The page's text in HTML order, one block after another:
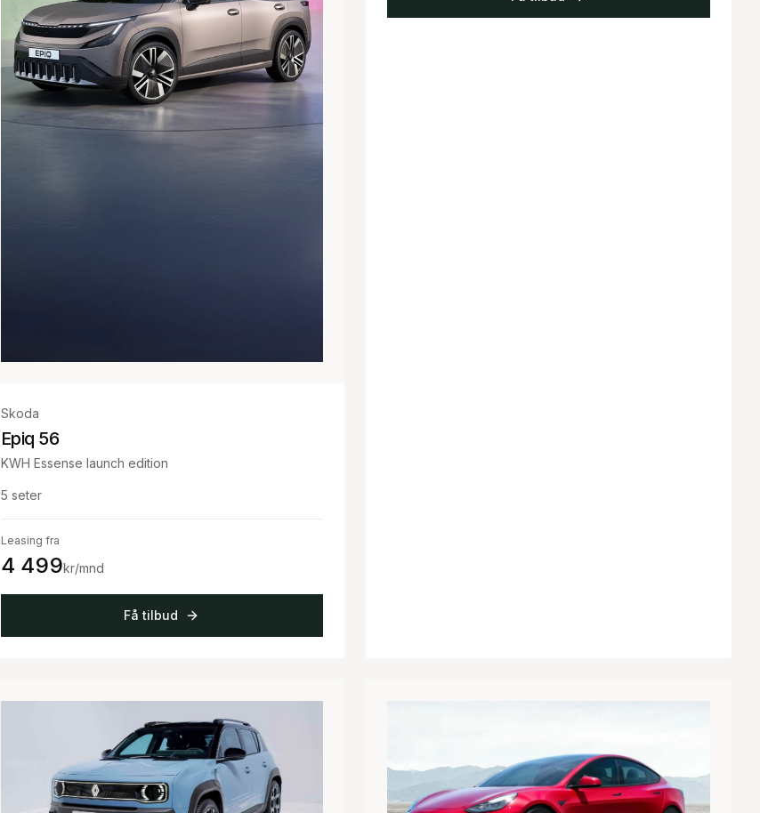
Skoda
Epiq 56
KWH Essense launch edition
5 seter
Leasing fra
4 499kr/mnd
Få tilbud